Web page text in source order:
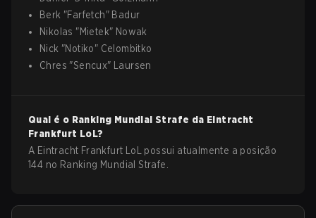
Berk "Farfetch" Badur
Nikolas "Mietek" Nowak
Nick "Notiko" Celombitko
Chres "Sencux" Laursen
Qual é o Ranking Mundial Strafe da Eintracht
Frankfurt LoL?
A Eintracht Frankfurt LoL possui atualmente a posição
144 no Ranking Mundial Strafe.